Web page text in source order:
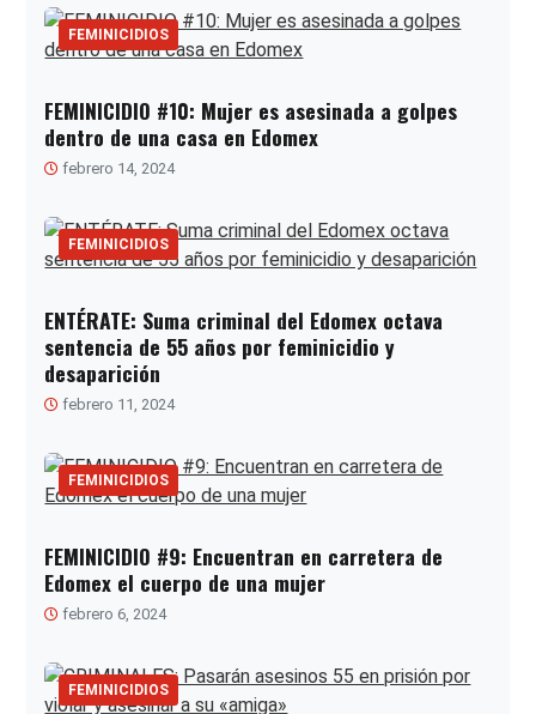
FEMINICIDIOS
FEMINICIDIO #10: Mujer es asesinada a golpes
dentro de una casa en Edomex
febrero 14, 2024
FEMINICIDIOS
ENTÉRATE: Suma criminal del Edomex octava
sentencia de 55 años por feminicidio y
desaparición
febrero 11, 2024
FEMINICIDIOS
FEMINICIDIO #9: Encuentran en carretera de
Edomex el cuerpo de una mujer
febrero 6, 2024
FEMINICIDIOS